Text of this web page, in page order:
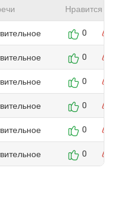
Нравится
0
0
0
0
0
0